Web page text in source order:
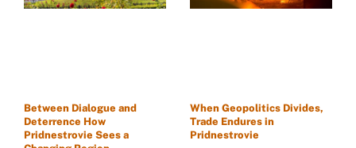
Between Dialogue and
Deterrence How
Pridnestrovie Sees a
When Geopolitics Divides,
Trade Endures in
Pridnestrovie